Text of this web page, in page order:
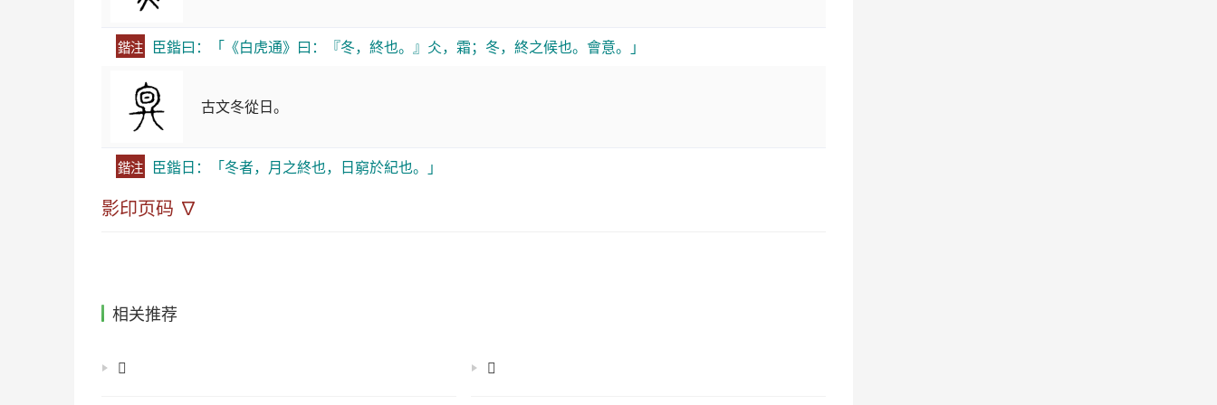
鍇注 臣鍇曰：「《白虎通》曰：『冬，終也。』仌，霜；冬，終之候也。會意。」
古文冬從日。
鍇注 臣鍇日：「冬者，月之終也，日窮於紀也。」
影印页码 ∇
相关推荐
𡜂 𡝩